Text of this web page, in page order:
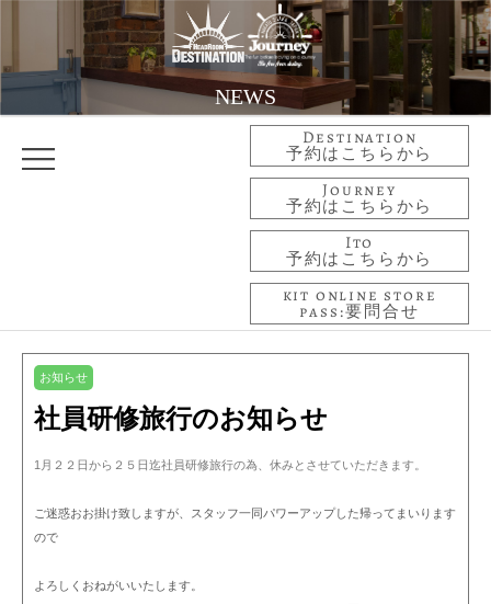
NEWS
Destination
予約はこちらから
Journey
予約はこちらから
Ito
予約はこちらから
kit online store
pass:要問合せ
お知らせ
社員研修旅行のお知らせ
1月２２日から２５日迄社員研修旅行の為、休みとさせていただきます。
ご迷惑おお掛け致しますが、スタッフ一同パワーアップした帰ってまいります
ので
よろしくおねがいいたします。